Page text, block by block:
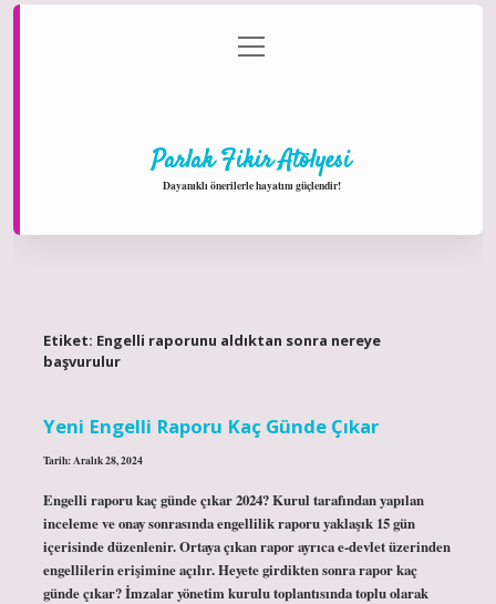
Gizlilik Politikası
menüyü
aç
Parlak Fikir Atölyesi
Dayanıklı önerilerle hayatını güçlendir!
Etiket: Engelli raporunu aldıktan sonra nereye
başvurulur
Yeni Engelli Raporu Kaç Günde Çıkar
Tarih: Aralık 28, 2024
Engelli raporu kaç günde çıkar 2024? Kurul tarafından yapılan
inceleme ve onay sonrasında engellilik raporu yaklaşık 15 gün
içerisinde düzenlenir. Ortaya çıkan rapor ayrıca e-devlet üzerinden
engellilerin erişimine açılır. Heyete girdikten sonra rapor kaç
günde çıkar? İmzalar yönetim kurulu toplantısında toplu olarak